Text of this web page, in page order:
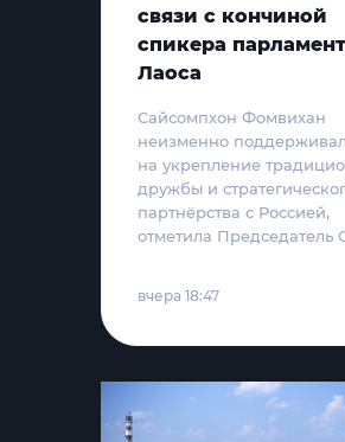
связи с кончиной
спикера
Лаоса
Сайсомпхон Фомвихан
неизменно
на укрепление
дружбы и
партнёрства с Россией,
отметила Председатель
вчера 18:47